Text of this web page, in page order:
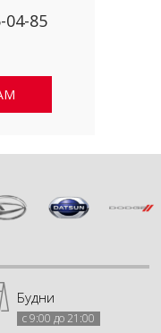
04-85
Будни
с 9:00 до 21:00